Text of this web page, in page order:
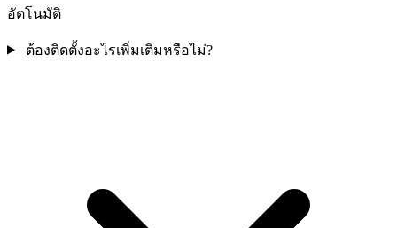
อัตโนมัติ
ต้องติดตั้งอะไรเพิ่มเติมหรือไม่?